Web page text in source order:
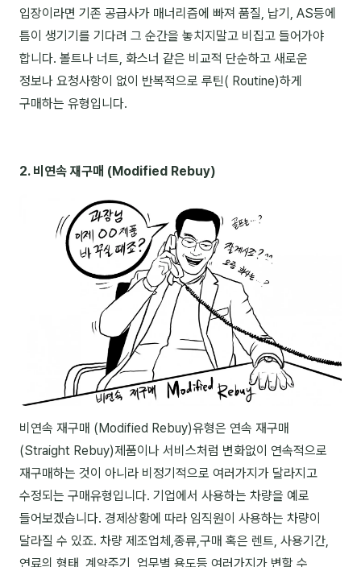
전승빈
정일영
조안나
조은아
최지혜
담당자·교육생 피드백
온라인강의 수강 후기
AI입문
AI툴
전체 도구
제안·영업
입장이라면 기존 공급사가 매너리즘에 빠져 품질, 납기, AS등에
틈이 생기기를 기다려 그 순간을 놓치지말고 비집고 들어가야
합니다. 볼트나 너트, 화스너 같은 비교적 단순하고 새로운
정보나 요청사항이 없이 반복적으로 루틴( Routine)하게
구매하는 유형입니다.
2. 비연속 재구매 (Modified Rebuy)
비연속 재구매 (Modified Rebuy)유형은 연속 재구매
(Straight Rebuy)제품이나 서비스처럼 변화없이 연속적으로
재구매하는 것이 아니라 비정기적으로 여러가지가 달라지고
수정되는 구매유형입니다. 기업에서 사용하는 차량을 예로
들어보겠습니다. 경제상황에 따라 임직원이 사용하는 차량이
달라질 수 있죠. 차량 제조업체,종류,구매 혹은 렌트, 사용기간,
연료의 형태, 계약주기, 업무별 용도등 여러가지가 변할 수